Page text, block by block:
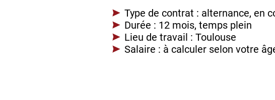
Type de contrat : alternance, en
Durée : 12 mois, temps plein
Lieu de travail : Toulouse
Salaire : à calculer selon votre